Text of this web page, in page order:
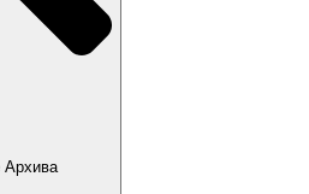
Архива